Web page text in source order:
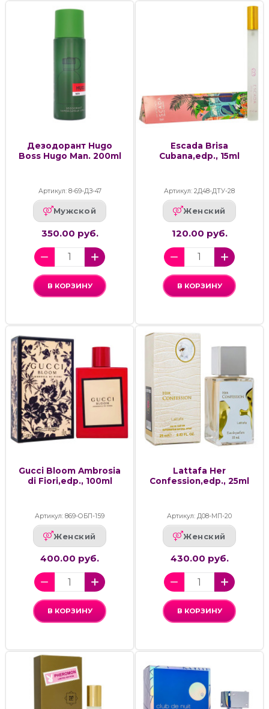
Дезодорант Hugo
Boss Hugo Man. 200ml
Артикул: 8-69-ДЗ-47
Мужской
350.00 руб.
В КОРЗИНУ
Escada Brisa
Cubana,edp., 15ml
Артикул: 2Д48-ДТУ-28
Женский
120.00 руб.
В КОРЗИНУ
Gucci Bloom Ambrosia
di Fiori,edp., 100ml
Артикул: 869-ОБП-159
Женский
400.00 руб.
В КОРЗИНУ
Lattafa Her
Confession,edp., 25ml
Артикул: Д08-МП-20
Женский
430.00 руб.
В КОРЗИНУ